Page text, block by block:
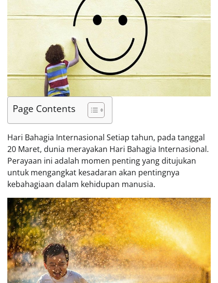
Page Contents
Hari Bahagia Internasional Setiap tahun, pada tanggal
20 Maret, dunia merayakan Hari Bahagia Internasional.
Perayaan ini adalah momen penting yang ditujukan
untuk mengangkat kesadaran akan pentingnya
kebahagiaan dalam kehidupan manusia.